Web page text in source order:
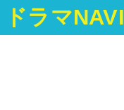
ドラマNAVI